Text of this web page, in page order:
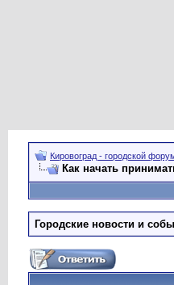
Кировоград - городской
Как начать
Городские новости и